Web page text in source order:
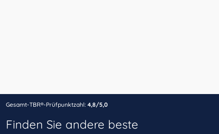
Gesamt-TBR®-Prüfpunktzahl: 4,8/5,0
Finden Sie andere beste